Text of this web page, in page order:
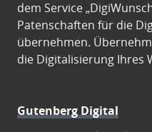
dem Service
Patenschaften für die
übernehmen.
die Digitalisierung Ihres
Gutenberg Digital